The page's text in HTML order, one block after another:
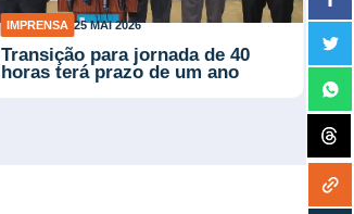
IMPRENSA 25 MAI 2026
Transição para jornada de 40
horas terá prazo de um ano